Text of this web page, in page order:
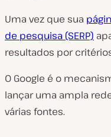
Uma vez que sua
de pesquisa (SERP)
resultados por
O Google é o
lançar uma ampla
várias fontes.